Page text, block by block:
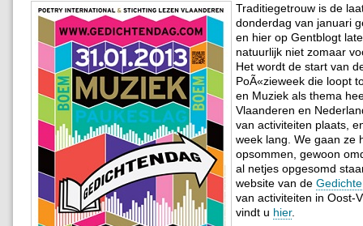
Traditiegetrouw is de
donderdag van januari
en hier op Gentblogt
natuurlijk niet zomaar
Het wordt de start van
PoÃ«zieweek die loopt
en Muziek als thema
Vlaanderen en
van activiteiten plaats,
week lang. We gaan ze
opsommen, gewoon
al netjes opgesomd
website van de
van activiteiten in Oost-
vindt u hier.